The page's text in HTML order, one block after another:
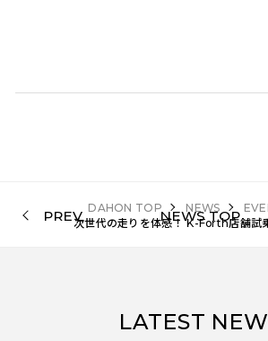
DAHON TOP NEWS
次世代の走りを体感！ K-Forth店舗試
PREV NEWS TOP
LATEST